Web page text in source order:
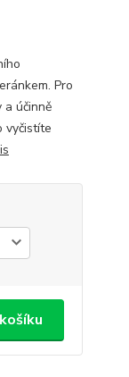
Pro
a účinně
vyčistíte